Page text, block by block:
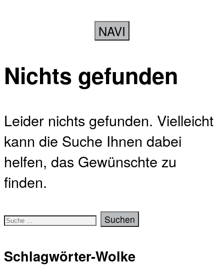
NAVI
Nichts gefunden
Leider nichts gefunden. Vielleicht
kann die Suche Ihnen dabei
helfen, das Gewünschte zu
finden.
Schlagwörter-Wolke